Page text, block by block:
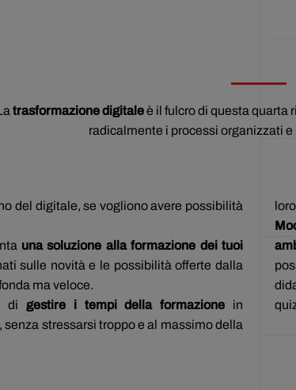
trasformazione digitaleè il fulcro di questa quarta
radicalmente i processi organizzati
del digitale, se vogliono avere possibilità
una soluzione alla formazione dei tuoi
sulle novità e le possibilità offerte dalla
ma veloce.
di gestire i tempi della formazione in
stressarsi troppo e al massimo della